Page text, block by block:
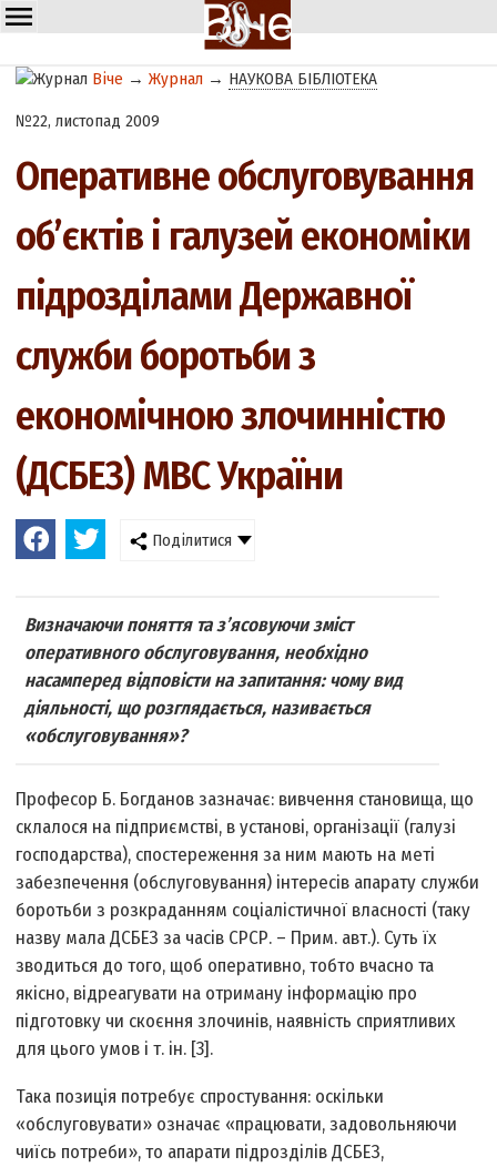
Віче →Журнал → НАУКОВА БІБЛІОТЕКА
№22, листопад 2009
Оперативне обслуговування
об’єктів і галузей економіки
підрозділами Державної
служби боротьби з
економічною злочинністю
(ДСБЕЗ) МВС України
Поділитися
Визначаючи поняття та з’ясовуючи зміст
оперативного обслуговування, необхідно
насамперед відповісти на запитання: чому вид
діяльності, що розглядається, називається
«обслуговування»?
Професор Б. Богданов зазначає: вивчення становища, що
склалося на підприємстві, в установі, організації (галузі
господарства), спостереження за ним мають на меті
забезпечення (обслуговування) інтересів апарату служби
боротьби з розкраданням соціалістичної власності (таку
назву мала ДСБЕЗ за часів СРСР. – Прим. авт.). Суть їх
зводиться до того, щоб оперативно, тобто вчасно та
якісно, відреагувати на отриману інформацію про
підготовку чи скоєння злочинів, наявність сприятливих
для цього умов і т. ін. [3].
Така позиція потребує спростування: оскільки
«обслуговувати» означає «працювати, задовольняючи
чиїсь потреби», то апарати підрозділів ДСБЕЗ,